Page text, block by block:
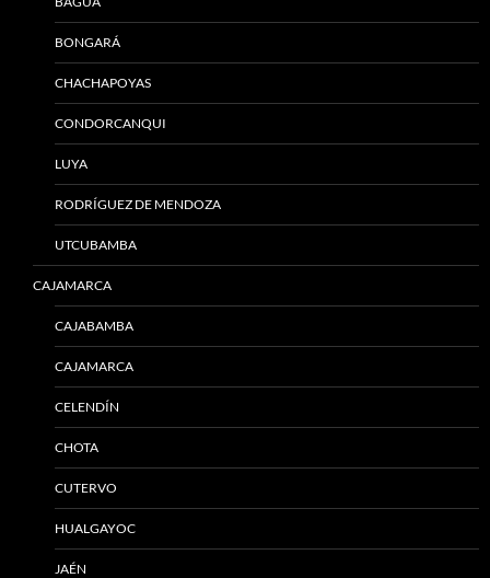
BONGARÁ
CHACHAPOYAS
CONDORCANQUI
LUYA
RODRÍGUEZ DE MENDOZA
UTCUBAMBA
CAJAMARCA
CAJABAMBA
CAJAMARCA
CELENDÍN
CHOTA
CUTERVO
HUALGAYOC
JAÉN